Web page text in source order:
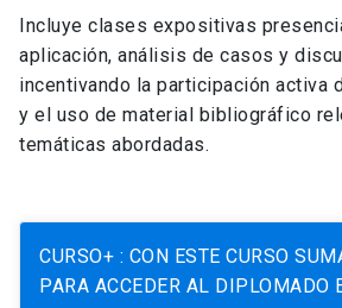
Incluye clases expositivas
aplicación, análisis de casos y
incentivando la participación activa
y el uso de material bibliográfico
temáticas abordadas.
CURSO+ : CON ESTE CURSO
PARA ACCEDER AL DIPLOMADO